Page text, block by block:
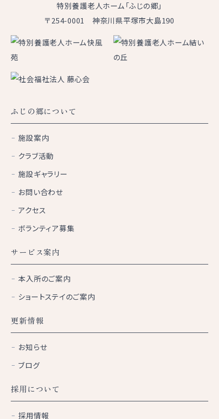
特別養護老人ホーム「ふじの郷」
〒254-0001 神奈川県平塚市大島190
ふじの郷について
施設案内
クラブ活動
施設ギャラリー
お問い合わせ
アクセス
ボランティア募集
サービス案内
本入所のご案内
ショートステイのご案内
更新情報
お知らせ
ブログ
採用について
採用情報